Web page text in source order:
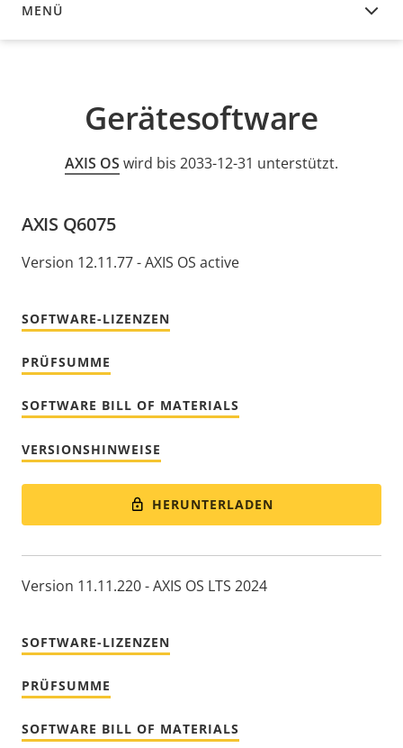
MENÜ
GERÄTESOFTWARE
Gerätesoftware
AXIS OS wird bis 2033-12-31 unterstützt.
AXIS Q6075
Version 12.11.77 - AXIS OS active
SOFTWARE-LIZENZEN
PRÜFSUMME
SOFTWARE BILL OF MATERIALS
VERSIONSHINWEISE
HERUNTERLADEN
Version 11.11.220 - AXIS OS LTS 2024
SOFTWARE-LIZENZEN
PRÜFSUMME
SOFTWARE BILL OF MATERIALS